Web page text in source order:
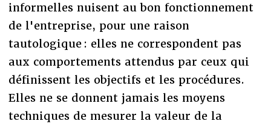
informelles nuisent au bon fonctionnement
de l'entreprise, pour une raison
tautologique : elles ne correspondent pas
aux comportements attendus par ceux qui
définissent les objectifs et les procédures.
Elles ne se donnent jamais les moyens
techniques de mesurer la valeur de la